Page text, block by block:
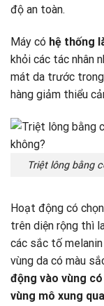
độ an toàn.
Máy có hệ thống
khỏi các tác nhân
mát da trước trong
hàng giảm thiểu
Triệt lông bằng
Hoạt động có
trên diện rộng thì
các sắc tố
vùng da có màu
động vào vùng
vùng mô xung